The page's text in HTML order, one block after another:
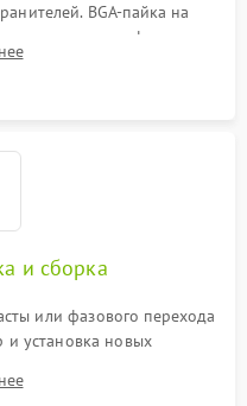
BGA-пайка на
или замена графического
Прошивка BIOS
и сборка
или фазового перехода
и установка новых
на память и цепи
подключение и